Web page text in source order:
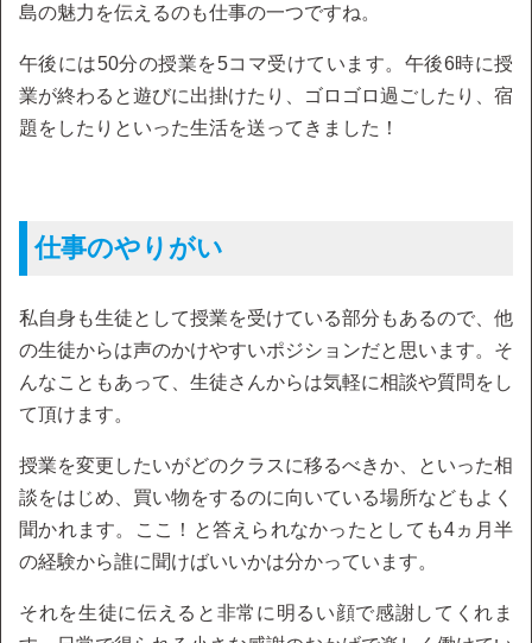
島の魅力を伝えるのも仕事の一つですね。
午後には50分の授業を5コマ受けています。午後6時に授
業が終わると遊びに出掛けたり、ゴロゴロ過ごしたり、宿
題をしたりといった生活を送ってきました！
仕事のやりがい
私自身も生徒として授業を受けている部分もあるので、他
の生徒からは声のかけやすいポジションだと思います。そ
んなこともあって、生徒さんからは気軽に相談や質問をし
て頂けます。
授業を変更したいがどのクラスに移るべきか、といった相
談をはじめ、買い物をするのに向いている場所などもよく
聞かれます。ここ！と答えられなかったとしても4ヵ月半
の経験から誰に聞けばいいかは分かっています。
それを生徒に伝えると非常に明るい顔で感謝してくれま